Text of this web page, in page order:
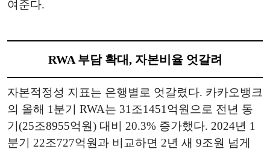
여준다.
RWA 부담 확대, 자본비율 엇갈려
자본적정성 지표는 은행별로 엇갈렸다. 카카오뱅크
의 올해 1분기 RWA는 31조1451억원으로 전년 동
기(25조8955억원) 대비 20.3% 증가했다. 2024년 1
분기 22조727억원과 비교하면 2년 새 9조원 넘게